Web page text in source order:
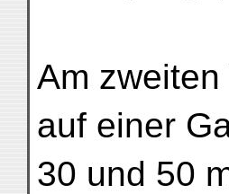
Am
auf einer
30 und 50